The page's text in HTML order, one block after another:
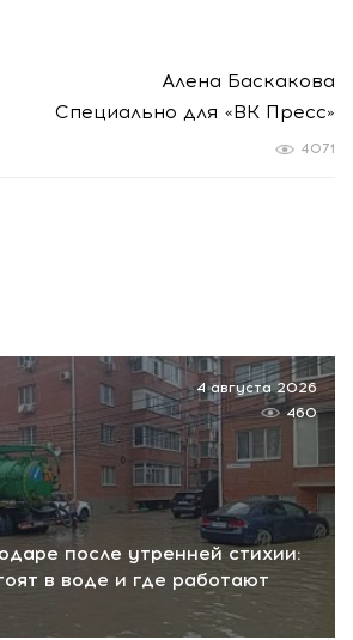
Алена Баскакова
Специально для «ВК Пресс»
4071
после утренней стихии:
в воде и где работают
4 августа 2026
460